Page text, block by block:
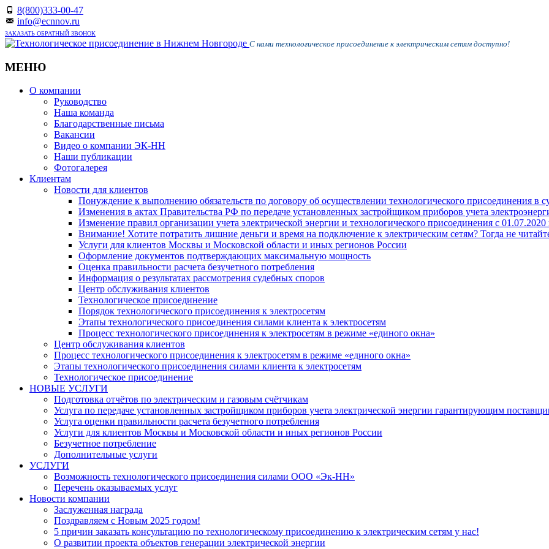
8(800)333-00-47
info@ecnnov.ru
ЗАКАЗАТЬ ОБРАТНЫЙ ЗВОНОК
С нами технологическое присоединение к электрическим сетям доступно!
МЕНЮ
Skip
О компании
Руководство
Наша команда
Благодарственные письма
Вакансии
Видео о компании ЭК-НН
Наши публикации
Фотогалерея
Клиентам
Новости для клиентов
Понуждение к выполнению обязательств по договору об осуществлении технологического присоединения в
Изменения в актах Правительства РФ по передаче установленных застройщиком приборов учета
Изменение правил организации учета электрической энергии и технологического присоединения с 01.07.2020
Внимание! Хотите потратить лишние деньги и время на подключение к электрическим сетям? Тогда не
Услуги для клиентов Москвы и Московской области и иных регионов России
Оформление документов подтверждающих максимальную мощность
Oценка правильности расчета безучетного потребления
Информация о результатах рассмотрения судебных споров
Центр обслуживания клиентов
Технологическое присоединение
Порядок технологического присоединения к электросетям
Этапы технологического присоединения силами клиента к электросетям
Процесс технологического присоединения к электросетям в режиме «единого окна»
Центр обслуживания клиентов
Процесс технологического присоединения к электросетям в режиме «единого окна»
Этапы технологического присоединения силами клиента к электросетям
Технологическое присоединение
НОВЫЕ УСЛУГИ
Подготовка отчётов по электрическим и газовым счётчикам
Услуга по передаче установленных застройщиком приборов учета электрической энергии гарантирующим
Услуга оценки правильности расчета безучетного потребления
Услуги для клиентов Москвы и Московской области и иных регионов России
Безучетное потребление
Дополнительные услуги
УСЛУГИ
​Возможность технологического присоединения силами ООО «Эк-НН»
Перечень оказываемых услуг
Новости компании
Заслуженная награда
Поздравляем с Новым 2025 годом!
5 причин заказать консультацию по технологическому присоединению к электрическим сетям у нас!
О развитии проекта объектов генерации электрической энергии